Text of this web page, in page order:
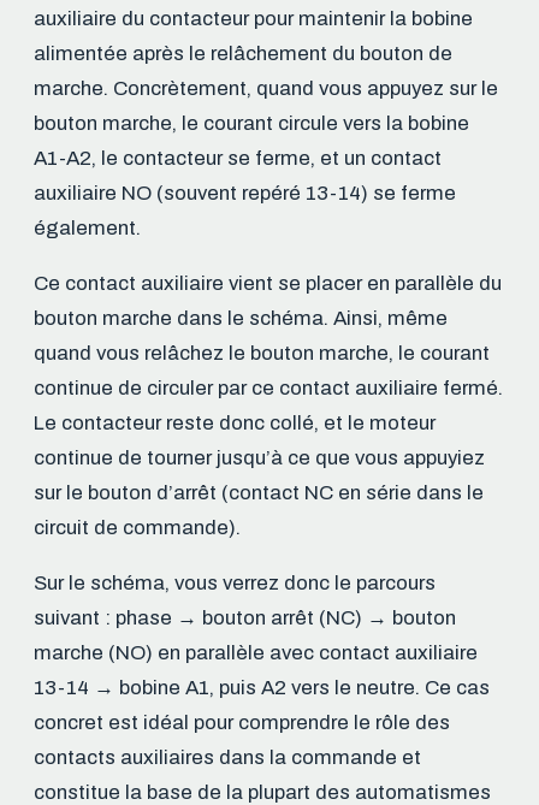
auxiliaire du contacteur pour maintenir la bobine
alimentée après le relâchement du bouton de
marche. Concrètement, quand vous appuyez sur le
bouton marche, le courant circule vers la bobine
A1-A2, le contacteur se ferme, et un contact
auxiliaire NO (souvent repéré 13-14) se ferme
également.
Ce contact auxiliaire vient se placer en parallèle du
bouton marche dans le schéma. Ainsi, même
quand vous relâchez le bouton marche, le courant
continue de circuler par ce contact auxiliaire fermé.
Le contacteur reste donc collé, et le moteur
continue de tourner jusqu’à ce que vous appuyiez
sur le bouton d’arrêt (contact NC en série dans le
circuit de commande).
Sur le schéma, vous verrez donc le parcours
suivant : phase → bouton arrêt (NC) → bouton
marche (NO) en parallèle avec contact auxiliaire
13-14 → bobine A1, puis A2 vers le neutre. Ce cas
concret est idéal pour comprendre le rôle des
contacts auxiliaires dans la commande et
constitue la base de la plupart des automatismes